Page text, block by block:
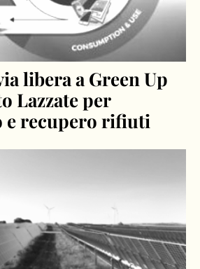
libera a Green Up
Lazzate per
e recupero rifiuti